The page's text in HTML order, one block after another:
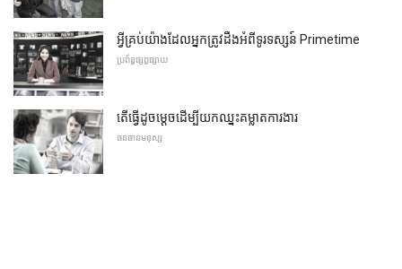
អ្វីគ្រប់យ៉ាងដែលអ្នកត្រូវដឹងអំពីទូរទស្សន៍ Primetime
ប្រព័ន្ធផ្សព្វផ្សាយ
តើធ្វើដូចម្តេចដើម្បីយកឈ្នះគម្លាតការងារ
ធនធានមនុស្ស